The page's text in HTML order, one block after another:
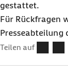
gestattet.
Für Rückfragen
Presseabteilung
Teilen auf